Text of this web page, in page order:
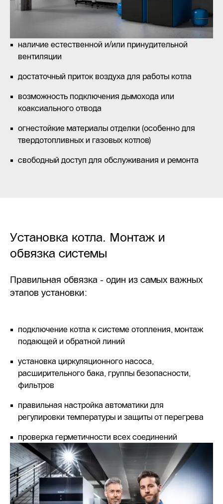
наличие естественной и/или принудительной
вентиляции
достаточный приток воздуха для работы котла
возможность подключения дымохода или
коаксиального отвода
огнестойкие материалы отделки (особенно для
твердотопливных и газовых котлов)
свободный доступ для обслуживания и ремонта
Установка котла. Монтаж и
обвязка системы
Правильная обвязка - один из самых важных
этапов установки:
подключение котла к системе отопления, монтаж
подающей и обратной линий
установка циркуляционного насоса,
расширительного бака, группы безопасности,
фильтров
правильная настройка автоматики для
регулировки температуры и защиты от перегрева
проверка герметичности всех соединений